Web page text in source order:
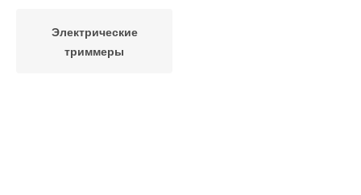
Электрические
триммеры